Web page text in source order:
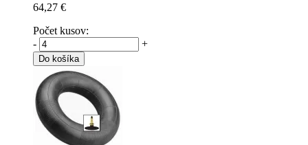
64,27 €
Počet kusov:
-
+
Do košíka